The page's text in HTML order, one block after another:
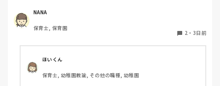
うな素材で軽いので、ちょっと体が当たると倒れたり、つか
まり立ちが不安定な子にとっては共倒れになったりで危険で
す。かと言って固定してしまうと活動によって柔軟に移動す
しっかりした重いものを置いていましたが、移動が大変で使
い勝手が悪く、子どもがぶつかって倒れた時に怖い思いをし
ました。
皆さんの園ではどんなもので工夫されていますか？
NANA
保育士, 保育園
2 ・ 3日前
ほいくん
保育士, 幼稚園教諭, その他の職種, 幼稚園